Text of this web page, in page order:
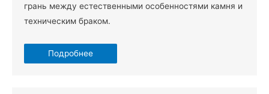
грань между естественными особенностями камня и
техническим браком.
Подробнее